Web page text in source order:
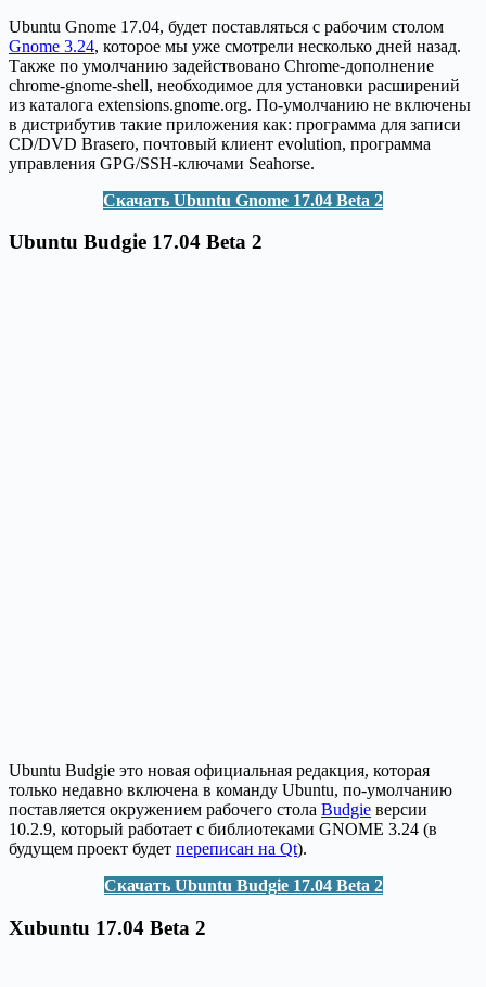
Ubuntu Gnome 17.04, будет поставляться с рабочим столом
Gnome 3.24, которое мы уже смотрели несколько дней назад.
Также по умолчанию задействовано Chrome-дополнение
chrome-gnome-shell, необходимое для установки расширений
из каталога extensions.gnome.org. По-умолчанию не включены
в дистрибутив такие приложения как: программа для записи
CD/DVD Brasero, почтовый клиент evolution, программа
управления GPG/SSH-ключами Seahorse.
Скачать Ubuntu Gnome 17.04 Beta 2
Ubuntu Budgie 17.04 Beta 2
Ubuntu Budgie это новая официальная редакция, которая
только недавно включена в команду Ubuntu, по-умолчанию
поставляется окружением рабочего стола Budgie версии
10.2.9, который работает с библиотеками GNOME 3.24 (в
будущем проект будет переписан на Qt).
Скачать Ubuntu Budgie 17.04 Beta 2
Xubuntu 17.04 Beta 2